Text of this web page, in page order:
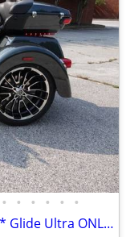
• • • • • •
2025 *Harley-Davidson* *Trike* *Tri* Glide Ultra ONLY 45 MILES